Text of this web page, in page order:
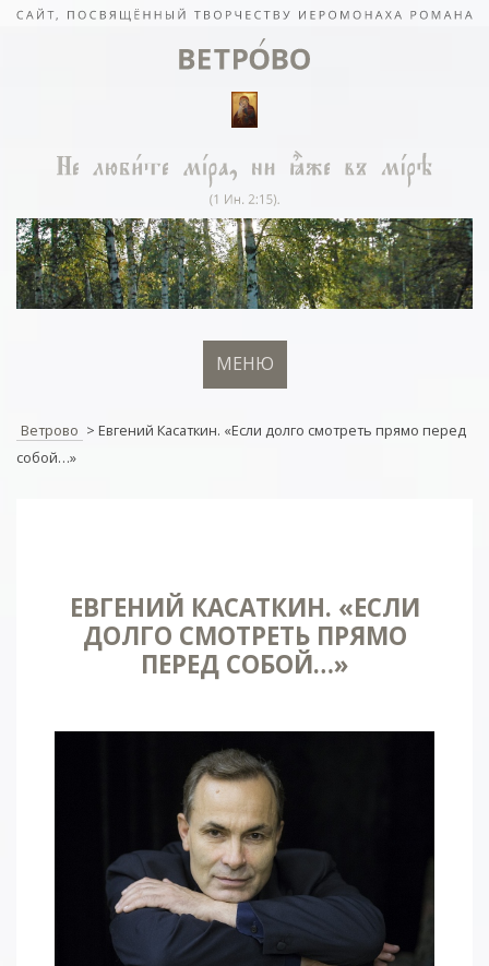
МЕНЮ
Ветрово > Евгений Касаткин. «Если долго смотреть прямо перед
собой…»
ЕВГЕНИЙ КАСАТКИН. «ЕСЛИ
ДОЛГО СМОТРЕТЬ ПРЯМО
ПЕРЕД СОБОЙ…»